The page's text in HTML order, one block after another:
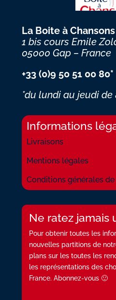
La Boite à Chansons
1 bis cours Emile
05000 Gap – France
+33 (0)9 50 51 00 80*
*du lundi au jeudi de
Informations
Livraisons
Mentions légales
Conditions générales
Ne ratez jamais
Pour obtenir toutes les
nouvelles partitions de
plans sur les toutes les
les représentations des
France. Abonnez-vous 🙂